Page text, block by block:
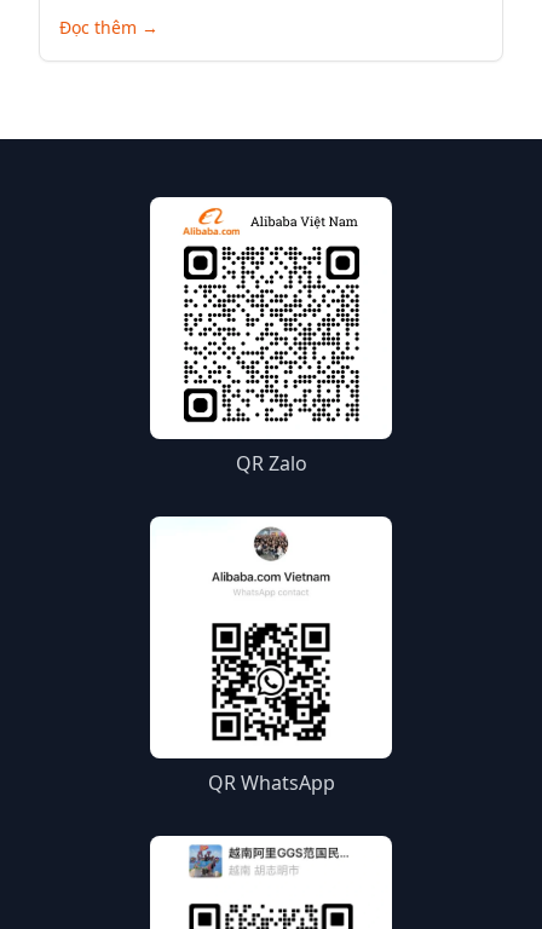
doanh, tiếp cận hàng triệu khách hàng tiềm năng
trên toàn cầu và đưa sản phẩm của mình ra thế
Đọc thêm →
QR Zalo
QR WhatsApp